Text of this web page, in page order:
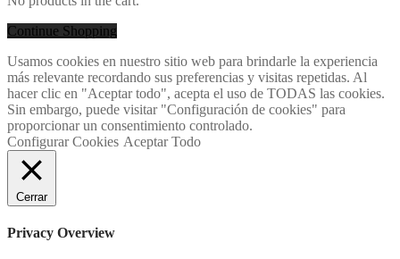
Continue Shopping
Usamos cookies en nuestro sitio web para brindarle la experiencia
más relevante recordando sus preferencias y visitas repetidas. Al
hacer clic en "Aceptar todo", acepta el uso de TODAS las cookies.
Sin embargo, puede visitar "Configuración de cookies" para
proporcionar un consentimiento controlado.
Configurar Cookies Aceptar Todo
Cerrar
Privacy Overview